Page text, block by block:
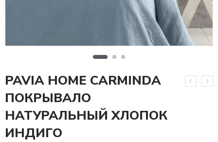
PAVIA HOME CARMINDA
ПОКРЫВАЛО
НАТУРАЛЬНЫЙ ХЛОПОК
ИНДИГО
10,890₽